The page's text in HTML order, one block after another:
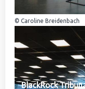
© Caroline Breidenbach
BlackRock